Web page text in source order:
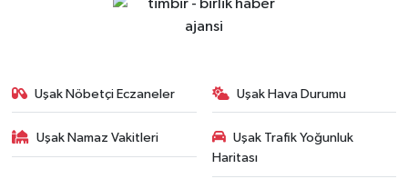
Uşak Nöbetçi Eczaneler Uşak Hava Durumu
Uşak Namaz Vakitleri
Uşak Trafik Yoğunluk
Haritası